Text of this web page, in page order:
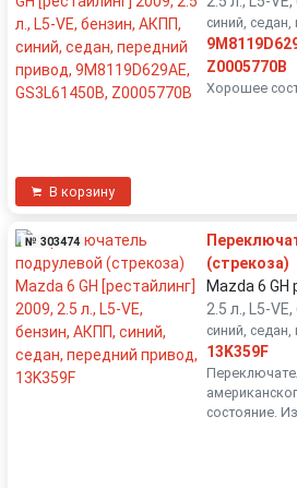
синий,
Z0005770B
Хорошее
В корзину
№ 303474
(стрекоза)
Mazda 6 GH
2.5 л., L5-
синий,
13K359F
состояние.